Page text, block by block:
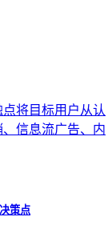
将目标用户从认
信息流广告、内
策点